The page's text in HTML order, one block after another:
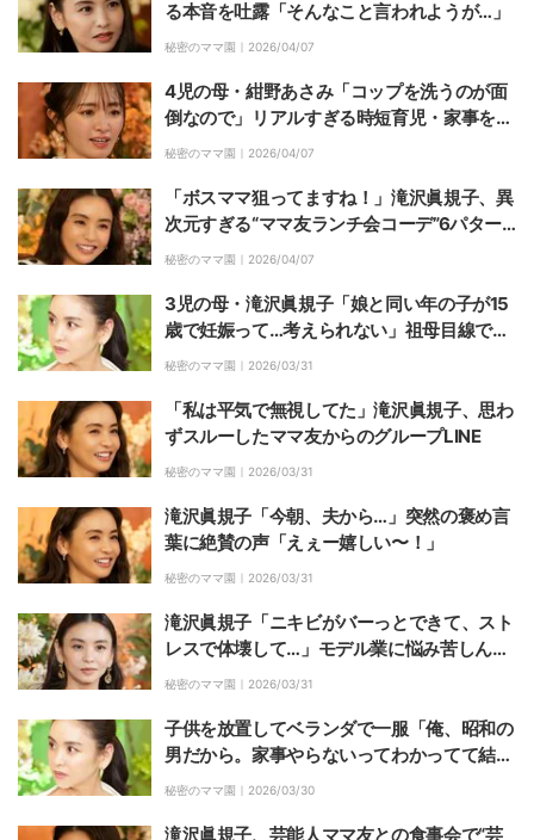
る本音を吐露「そんなこと言われようが…」
秘密のママ園｜ 2026/04/07
4児の母・紺野あさみ「コップを洗うのが面
倒なので」リアルすぎる時短育児・家事を明
かす
秘密のママ園｜ 2026/04/07
「ボスママ狙ってますね！」滝沢眞規子、異
次元すぎる“ママ友ランチ会コーデ”6パター
ンに絶賛の声「カリスマすぎて仲良くなりた
秘密のママ園｜ 2026/04/07
3児の母・滝沢眞規子「娘と同い年の子が15
歳で妊娠って…考えられない」祖母目線で心
配
秘密のママ園｜ 2026/03/31
「私は平気で無視してた」滝沢眞規子、思わ
ずスルーしたママ友からのグループLINE
秘密のママ園｜ 2026/03/31
滝沢眞規子「今朝、夫から…」突然の褒め言
葉に絶賛の声「えぇー嬉しい〜！」
秘密のママ園｜ 2026/03/31
滝沢眞規子「ニキビがバーっとできて、スト
レスで体壊して…」モデル業に悩み苦しんだ
過去
秘密のママ園｜ 2026/03/31
子供を放置してベランダで一服「俺、昭和の
男だから。家事やらないってわかってて結婚
したでしょ？」15歳年上・亭主関白夫（49
規子もドン引き
秘密のママ園｜ 2026/03/30
滝沢眞規子、芸能人ママ友との食事会で“芸